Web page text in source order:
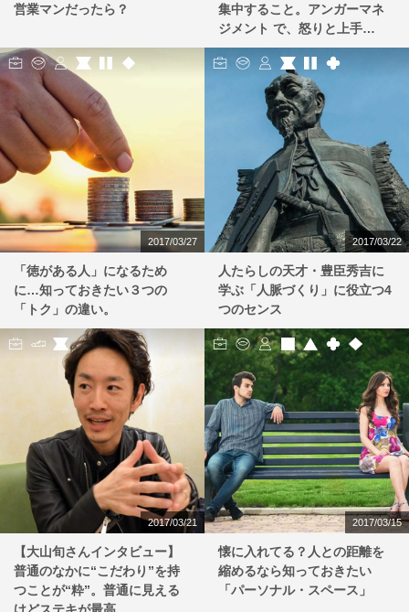
営業マンだったら？
集中すること。アンガーマネ
ジメント で、怒りと上手…
2017/03/27
「徳がある人」になるため
に…知っておきたい３つの
「トク」の違い。
2017/03/22
人たらしの天才・豊臣秀吉に
学ぶ「人脈づくり」に役立つ4
つのセンス
2017/03/21
【大山旬さんインタビュー】
普通のなかに“こだわり”を持
つことが“粋”。普通に見える
2017/03/15
懐に入れてる？人との距離を
縮めるなら知っておきたい
「パーソナル・スペース」